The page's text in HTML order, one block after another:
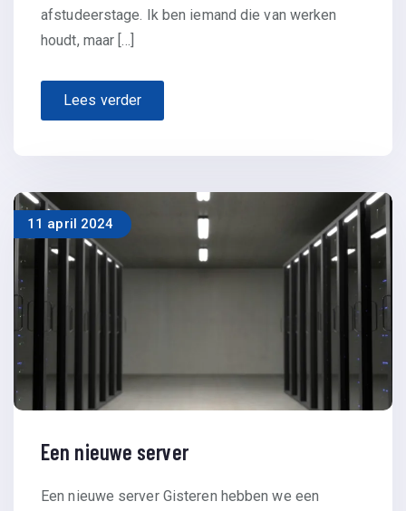
afstudeerstage. Ik ben iemand die van werken
houdt, maar […]
Lees verder
11 april 2024
Een nieuwe server
Een nieuwe server Gisteren hebben we een